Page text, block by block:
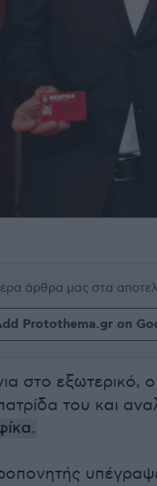
άρθρα μας στα
Protothema.gr on
στο εξωτερικό, ο
του και